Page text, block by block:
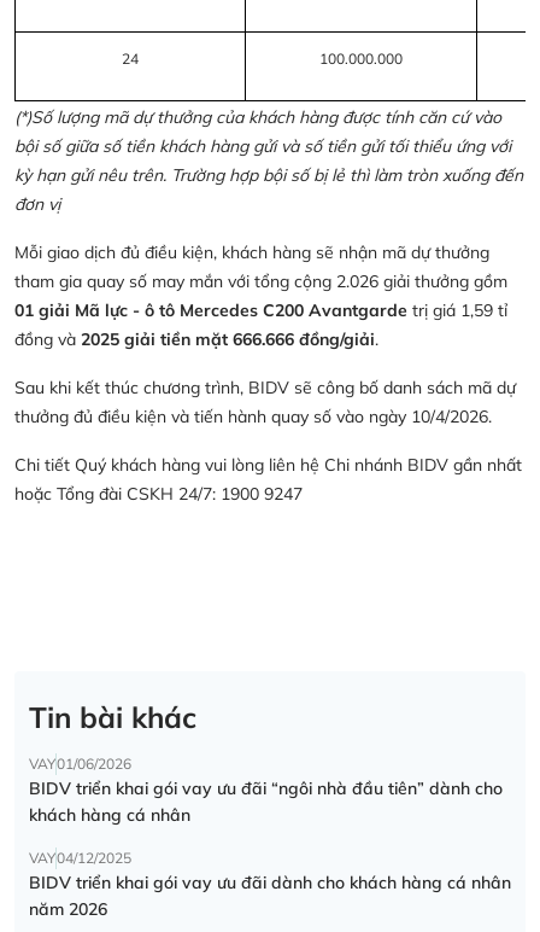
24 100.000.000
(*)Số lượng mã dự thưởng của khách hàng được tính căn cứ vào
bội số giữa số tiền khách hàng gửi và số tiền gửi tối thiểu ứng với
kỳ hạn gửi nêu trên. Trường hợp bội số bị lẻ thì làm tròn xuống đến
đơn vị
Mỗi giao dịch đủ điều kiện, khách hàng sẽ nhận mã dự thưởng
tham gia quay số may mắn với tổng cộng 2.026 giải thưởng gồm
01 giải Mã lực - ô tô Mercedes C200 Avantgarde trị giá 1,59 tỉ
đồng và 2025 giải tiền mặt 666.666 đồng/giải.
Sau khi kết thúc chương trình, BIDV sẽ công bố danh sách mã dự
thưởng đủ điều kiện và tiến hành quay số vào ngày 10/4/2026.
Chi tiết Quý khách hàng vui lòng liên hệ Chi nhánh BIDV gần nhất
hoặc Tổng đài CSKH 24/7: 1900 9247
Tin bài khác
VAY01/06/2026
BIDV triển khai gói vay ưu đãi “ngôi nhà đầu tiên” dành cho
khách hàng cá nhân
VAY04/12/2025
BIDV triển khai gói vay ưu đãi dành cho khách hàng cá nhân
năm 2026